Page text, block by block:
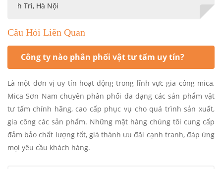
h Trì, Hà Nội
Câu Hỏi Liên Quan
Công ty nào phân phối vật tư tấm uy tín?
Là một đơn vị uy tín hoạt động trong lĩnh vực gia công mica,
Mica Sơn Nam chuyên phân phối đa dạng các sản phẩm vật
tư tấm chính hãng, cao cấp phục vụ cho quá trình sản xuất,
gia công các sản phẩm. Những mặt hàng chúng tôi cung cấp
đảm bảo chất lượng tốt, giá thành ưu đãi cạnh tranh, đáp ứng
mọi yêu cầu khách hàng.